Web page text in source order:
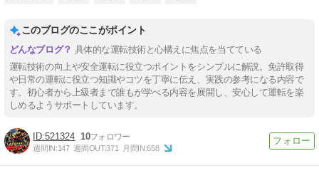
このブログのここがポイント
具体的な運転技術と心構えに焦点を当てている
運転技術の向上や安全運転に役立つポイントをシンプルに解説。免許取得
や日常の運転に役立つ知識やコツを丁寧に伝え、実践の参考になる内容で
す。初心者から上級者まで誰もが学べる内容を展開し、安心して運転を楽
しめるようサポートしています。
521324 10
週間IN:147 週間OUT:371 月間IN:658